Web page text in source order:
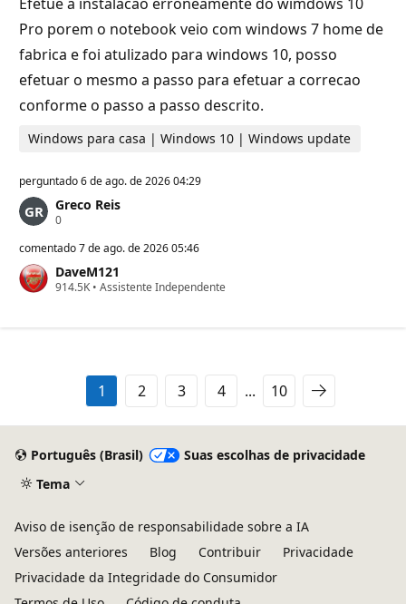
ã
Pro porem o notebook veio com windows 7 home de
fabrica e foi atulizado para windows 10, posso
efetuar o mesmo a passo para efetuar a correcao
conforme o passo a passo descrito.
Windows para casa | Windows 10 | Windows update
perguntado6 de ago. de 2026 04:29
Greco Reis
0P
n
o
s
ã
comentado7 de ago. de 2026 05:46
DaveM121
914.5K P
e
p
t
a
• Assistente Independente
1 2 3 4 ... 10
Português (Brasil)
Suas escolhas de privacidade
Tema
Aviso de isenção de responsabilidade sobre a IA
Versões anteriores
Blog Contribuir
Privacidade
Privacidade da Integridade do Consumidor